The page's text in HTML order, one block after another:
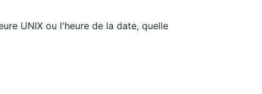
UNIX ou l'heure de la date, quelle